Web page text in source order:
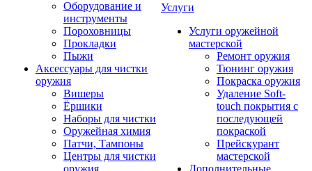
Оборудование и
инструменты
Пороховницы
Прокладки
Пыжи
Аксессуары для чистки
оружия
Вишеры
Ёршики
Наборы для чистки
Оружейная химия
Патчи, Тампоны
Центры для чистки
оружия
Услуги
Услуги оружейной
мастерской
Ремонт оружия
Тюнинг оружия
Покраска оружия
Удаление Soft-
touch покрытия с
последующей
покраской
Прейскурант
мастерской
Дополнительные